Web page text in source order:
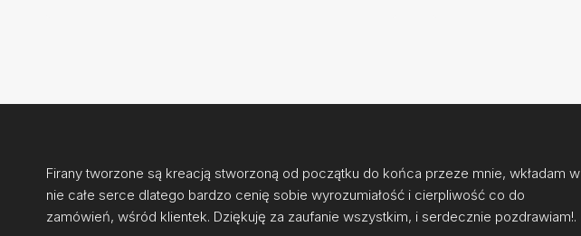
Firany tworzone są kreacją stworzoną od początku do końca przeze mnie, wkładam w
nie całe serce dlatego bardzo cenię sobie wyrozumiałość i cierpliwość co do
zamówień, wśród klientek. Dziękuję za zaufanie wszystkim, i serdecznie pozdrawiam!.